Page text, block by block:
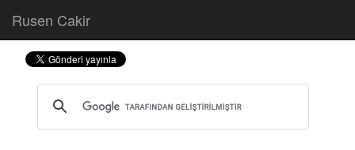
Rusen Cakir